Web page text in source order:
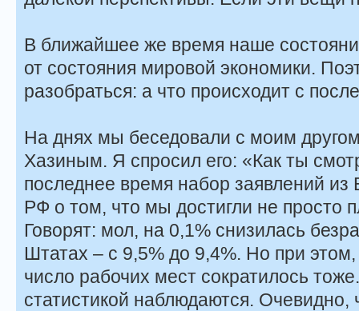
В ближайшее же время наше
от состояния мировой экономики.
разобраться: а что происходит с
На днях мы беседовали с моим
Хазиным. Я спросил его: «Как ты
последнее время набор заявлений
РФ о том, что мы достигли не просто
Говорят: мол, на 0,1% снизилась
Штатах – с 9,5% до 9,4%. Но при
число рабочих мест сократилось
статистикой наблюдаются. Очевидно,